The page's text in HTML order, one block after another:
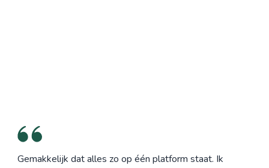
Gemakkelijk dat alles zo op één platform staat. Ik